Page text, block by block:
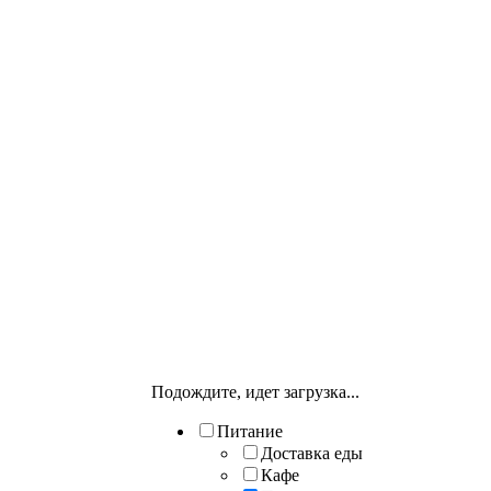
Подождите, идет загрузка...
Питание
Доставка еды
Кафе